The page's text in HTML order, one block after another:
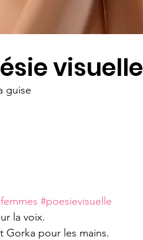
visuelle
guise
#poesievisuelle
la voix.
Gorka pour les mains.